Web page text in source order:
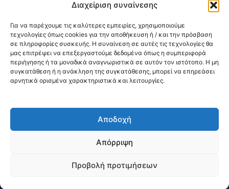
Διαχείριση συναίνεσης
Για να παρέχουμε τις καλύτερες εμπειρίες, χρησιμοποιούμε
τεχνολογίες όπως cookies για την αποθήκευση ή / και την πρόσβαση
σε πληροφορίες συσκευής. Η συναίνεση σε αυτές τις τεχνολογίες θα
μας επιτρέψει να επεξεργαστούμε δεδομένα όπως η συμπεριφορά
περιήγησης ή τα μοναδικά αναγνωριστικά σε αυτόν τον ιστότοπο. Η μη
συγκατάθεση ή η ανάκληση της συγκατάθεσης, μπορεί να επηρεάσει
αρνητικά ορισμένα χαρακτηριστικά και λειτουργίες.
Αποδοχή
Απόρριψη
Προβολή προτιμήσεων
@2026 3ype.gr All rights reserved
Θεσσαλονίκη, ΕλλάδαΤηλ: +30 2311 226 200
03767 Website Visits: 1596034